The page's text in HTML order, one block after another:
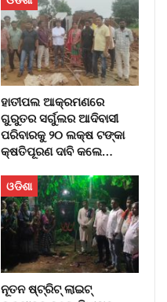
ହାତୀପଲ ଆକ୍ରମଣରେ
ଗୁରୁତର ସର୍ଗୁଲର ଆଦିବାସୀ
ପରିବାରକୁ ୨୦ ଲକ୍ଷ ଟଙ୍କା
କ୍ଷତିପୂରଣ ଦାବି କଲେ…
ଓଡିଶା
ନୂତନ ଷ୍ଟ୍ରିଟ୍ ଲାଇଟ୍‌